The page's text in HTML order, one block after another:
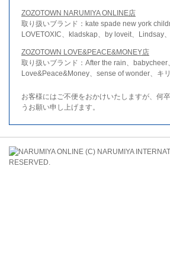
ZOZOTOWN NARUMIYA ONLINE店
取り扱いブランド：kate spade new york
LOVETOXIC、kladskap、by loveit、Lindsay
ZOZOTOWN LOVE&PEACE&MONEY店
取り扱いブランド：After the rain、babycheer、
Love&Peace&Money、sense of wonder、キ
お客様にはご不便をおかけいたしますが、何
うお願い申し上げます。